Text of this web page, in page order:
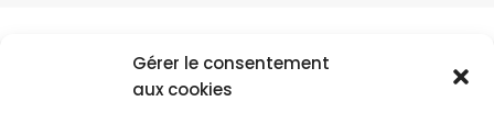
Gérer le consentement
aux cookies
Laisser un commentaire